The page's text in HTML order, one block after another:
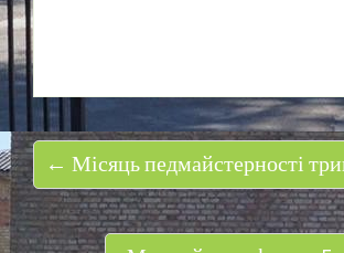
← Місяць педмайстерності